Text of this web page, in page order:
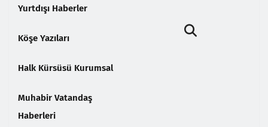
Yurtdışı Haberler
Köşe Yazıları
Halk Kürsüsü Kurumsal
Muhabir Vatandaş
Haberleri